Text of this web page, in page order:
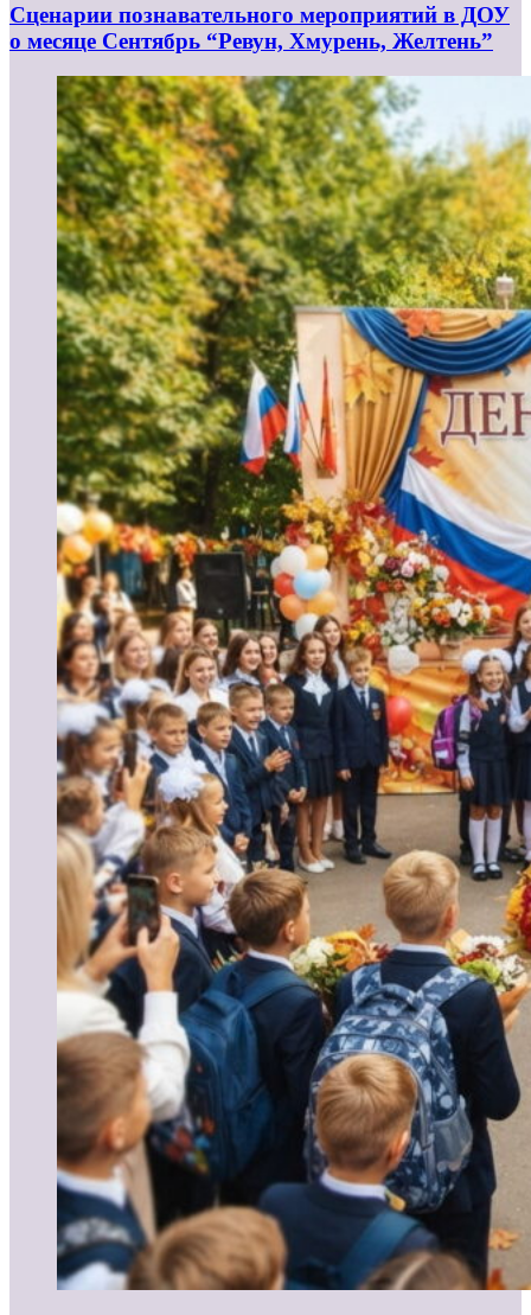
Сценарии познавательного мероприятий в ДОУ
о месяце Сентябрь “Ревун, Хмурень, Желтень”